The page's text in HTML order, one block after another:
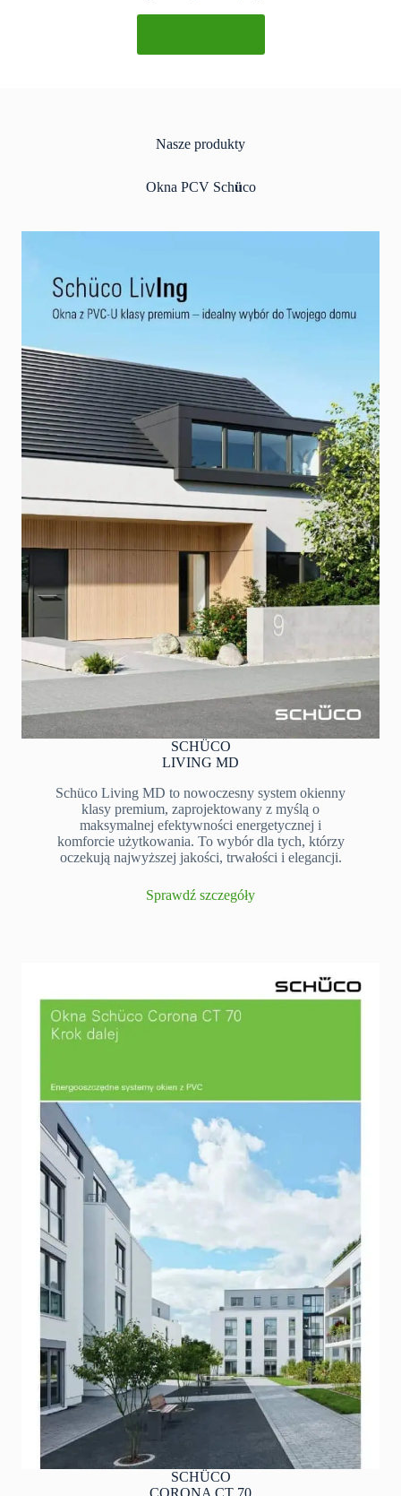
Nasze produkty
Okna PCV Schüco
SCHÜCO
LIVING MD
Schüco Living MD to nowoczesny system okienny
klasy premium, zaprojektowany z myślą o
maksymalnej efektywności energetycznej i
komforcie użytkowania. To wybór dla tych, którzy
oczekują najwyższej jakości, trwałości i elegancji.
Sprawdź szczegóły
SCHÜCO